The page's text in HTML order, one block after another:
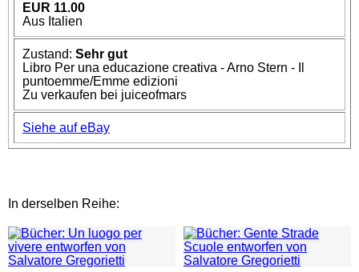
EUR 11.00
Aus Italien
Zustand: Sehr gut
Libro Per una educazione creativa - Arno Stern - Il
puntoemme/Emme edizioni
Zu verkaufen bei juiceofmars
Siehe auf eBay
In derselben Reihe: